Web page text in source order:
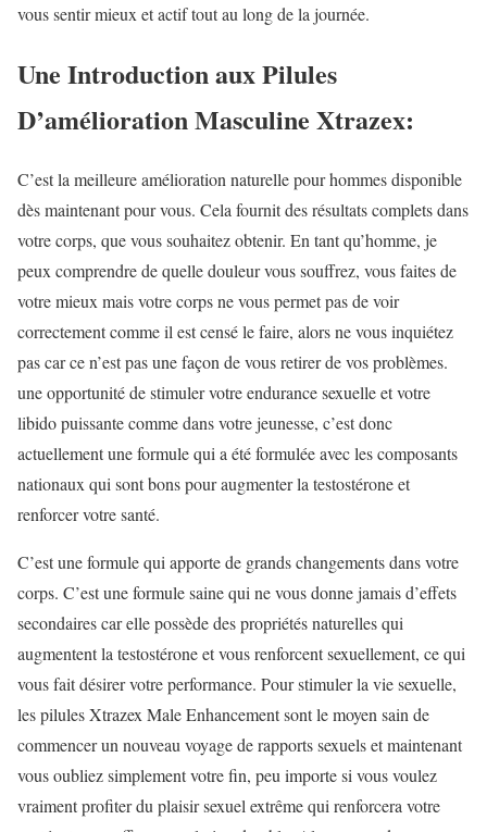
vous sentir mieux et actif tout au long de la journée.
Une Introduction aux Pilules
D’amélioration Masculine Xtrazex:
C’est la meilleure amélioration naturelle pour hommes disponible
dès maintenant pour vous. Cela fournit des résultats complets dans
votre corps, que vous souhaitez obtenir. En tant qu’homme, je
peux comprendre de quelle douleur vous souffrez, vous faites de
votre mieux mais votre corps ne vous permet pas de voir
correctement comme il est censé le faire, alors ne vous inquiétez
pas car ce n’est pas une façon de vous retirer de vos problèmes.
une opportunité de stimuler votre endurance sexuelle et votre
libido puissante comme dans votre jeunesse, c’est donc
actuellement une formule qui a été formulée avec les composants
nationaux qui sont bons pour augmenter la testostérone et
renforcer votre santé.
C’est une formule qui apporte de grands changements dans votre
corps. C’est une formule saine qui ne vous donne jamais d’effets
secondaires car elle possède des propriétés naturelles qui
augmentent la testostérone et vous renforcent sexuellement, ce qui
vous fait désirer votre performance. Pour stimuler la vie sexuelle,
les pilules Xtrazex Male Enhancement sont le moyen sain de
commencer un nouveau voyage de rapports sexuels et maintenant
vous oubliez simplement votre fin, peu importe si vous voulez
vraiment profiter du plaisir sexuel extrême qui renforcera votre